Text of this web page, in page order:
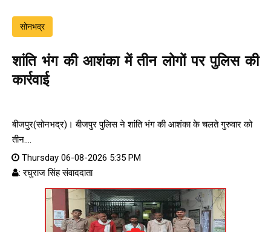
सोनभद्र
शांति भंग की आशंका में तीन लोगों पर पुलिस की
कार्रवाई
बीजपुर(सोनभद्र)। बीजपुर पुलिस ने शांति भंग की आशंका के चलते गुरुवार को
तीन....
Thursday 06-08-2026 5:35 PM
: रघुराज सिंह संवाददाता